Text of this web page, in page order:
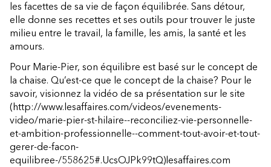
les facettes de sa vie de façon équilibrée. Sans détour,
elle donne ses recettes et ses outils pour trouver le juste
milieu entre le travail, la famille, les amis, la santé et les
amours.
Pour Marie-Pier, son équilibre est basé sur le concept de
la chaise. Qu’est-ce que le concept de la chaise? Pour le
savoir, visionnez la vidéo de sa présentation sur le site
(http://www.lesaffaires.com/videos/evenements-
video/marie-pier-st-hilaire--reconciliez-vie-personnelle-
et-ambition-professionnelle--comment-tout-avoir-et-tout-
gerer-de-facon-
equilibree-/558625#.UcsOJPk99tQ)lesaffaires.com